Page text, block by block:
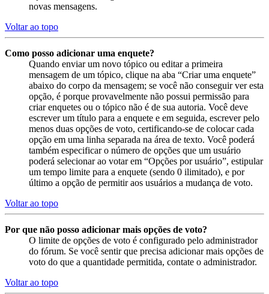
novas mensagens.
Voltar ao topo
Como posso adicionar uma enquete?
Quando enviar um novo tópico ou editar a primeira
mensagem de um tópico, clique na aba “Criar uma enquete”
abaixo do corpo da mensagem; se você não conseguir ver esta
opção, é porque provavelmente não possui permissão para
criar enquetes ou o tópico não é de sua autoria. Você deve
escrever um título para a enquete e em seguida, escrever pelo
menos duas opções de voto, certificando-se de colocar cada
opção em uma linha separada na área de texto. Você poderá
também especificar o número de opções que um usuário
poderá selecionar ao votar em “Opções por usuário”, estipular
um tempo limite para a enquete (sendo 0 ilimitado), e por
último a opção de permitir aos usuários a mudança de voto.
Voltar ao topo
Por que não posso adicionar mais opções de voto?
O limite de opções de voto é configurado pelo administrador
do fórum. Se você sentir que precisa adicionar mais opções de
voto do que a quantidade permitida, contate o administrador.
Voltar ao topo